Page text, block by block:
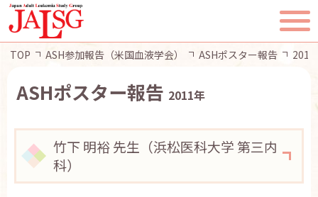
TOP
TOP ASH参加報告（米国血液学会） ASHポスター報告 2011
ASHポスター報告 2011年
竹下 明裕 先生（浜松医科大学 第三内
科）